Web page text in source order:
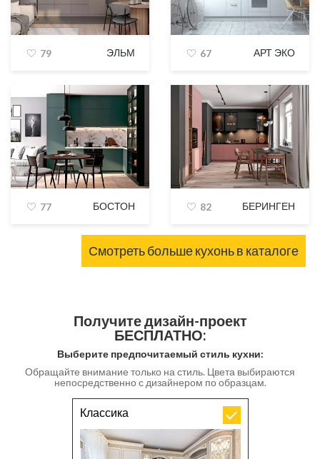
79 ЭЛЬМ 67 АРТ ЭКО
77 БОСТОН 82 БЕРИНГЕН
Смотреть больше кухонь в каталоге
Получите дизайн-проект
БЕСПЛАТНО:
Выберите предпочитаемый стиль кухни:
Обращайте внимание только на стиль. Цвета выбираются
непосредственно с дизайнером по образцам.
Классика